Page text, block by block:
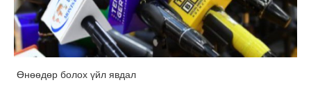
Өнөөдөр болох үйл явдал